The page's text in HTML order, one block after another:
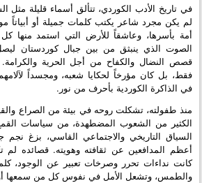
في تاريخ الأدب الكوردي، تتألق أسماء قليلة مثل
لم يكن مجرد شاعر يكتب كلمات جميلة أو أبياتاً
أمة بأسرها، وعاشقاً للأرض التي استمد منها
الصوت الذي ينبثق من بين جبال كوردستان
قصص النضال والكفاح من أجل الحرية
فقط، بل كان مؤرخاً لحكايا شعبه، ومجسداً
في الذاكرة الكوردية بأحرف من نور.
منذ طفولته، تشكلت روحه في بيئة من الصراع
الكثير من الشعوب المضطهدة، من سياسات
السياق التاريخي والاجتماعي القاسي، بزغ
أعظم المدافعين عن ثقافته وهويته. قصائده
كانت نداءات تحرر وصرخات تعبير عن الوجود،
والطمس، وتشعل الأمل في نفوس كل من سمعها